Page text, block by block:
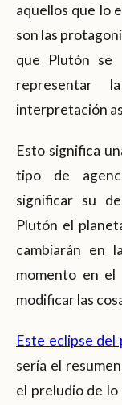
aquellos que lo
son las
que Plutón se
representar
interpretación
Esto significa
tipo de
significar su
Plutón el
cambiarán en
momento en
modificar las
Este eclipse del
sería el
el preludio de